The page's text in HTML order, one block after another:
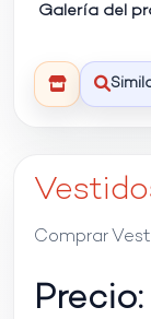
Galería del
Comprar